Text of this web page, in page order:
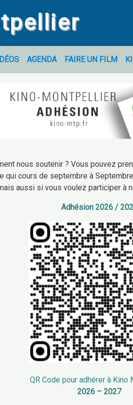
AGENDA FAIRE UN FILM
nous soutenir ? Vous pouvez
qui cours de septembre à
aussi si vous voulez participer à
Adhésion 2026 /
QR Code pour adhérer à Kino
2026 – 2027